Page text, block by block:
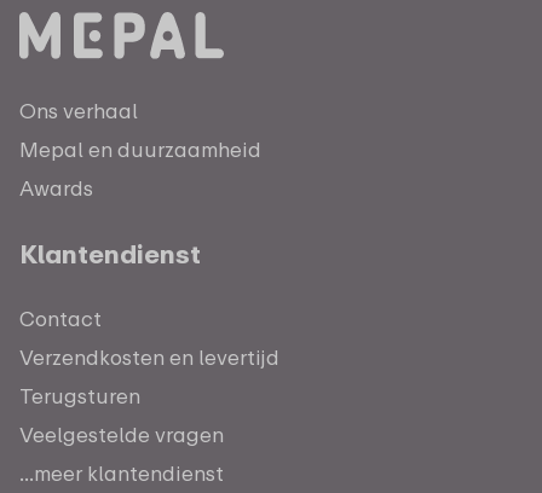
Ons verhaal
Mepal en duurzaamheid
Awards
Klantendienst
Contact
Verzendkosten en levertijd
Terugsturen
Veelgestelde vragen
...meer klantendienst